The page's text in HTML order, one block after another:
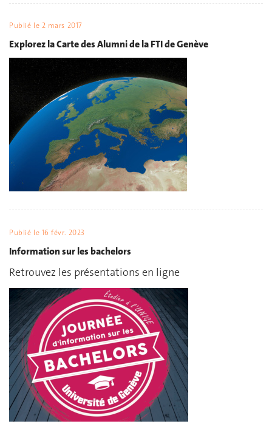
Publié le 2 mars 2017
Explorez la Carte des Alumni de la FTI de Genève
Publié le 16 févr. 2023
Information sur les bachelors
Retrouvez les présentations en ligne